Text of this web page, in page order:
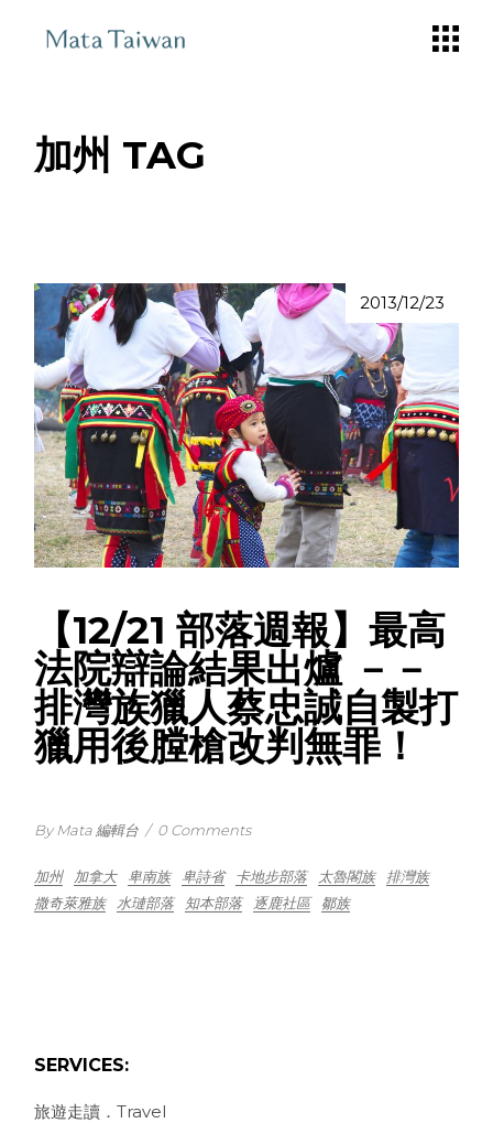
加州 TAG
2013/12/23
【12/21 部落週報】最高
法院辯論結果出爐 －－
排灣族獵人蔡忠誠自製打
獵用後膛槍改判無罪！
By Mata 編輯台 / 0 Comments
加州 加拿大 卑南族 卑詩省 卡地步部落 太魯閣族
排灣族
撒奇萊雅族
水璉部落 知本部落 逐鹿社區 鄒族
SERVICES:
旅遊走讀．Travel